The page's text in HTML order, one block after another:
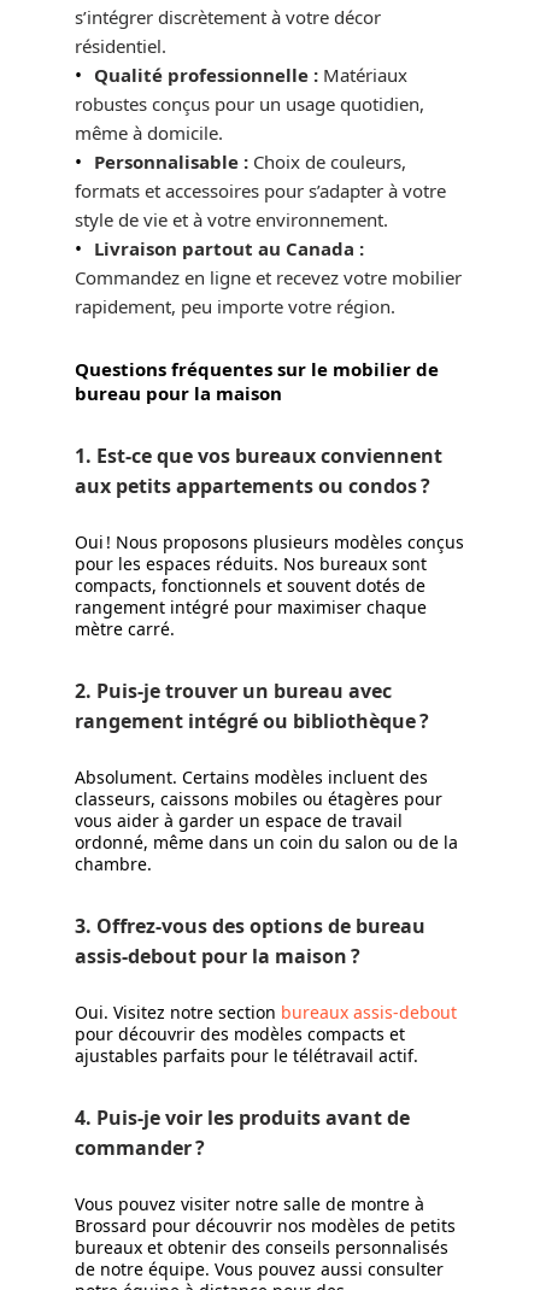
s’intégrer discrètement à votre décor
résidentiel.
Qualité professionnelle :Matériaux
robustes conçus pour un usage quotidien,
même à domicile.
Personnalisable :Choix de couleurs,
formats et accessoires pour s’adapter à votre
style de vie et à votre environnement.
Livraison partout au Canada :
Commandez en ligne et recevez votre mobilier
rapidement, peu importe votre région.
Questions fréquentes sur le mobilier de
bureau pour la maison
1. Est-ce que vos bureaux conviennent
aux petits appartements ou condos ?
Oui ! Nous proposons plusieurs modèles conçus
pour les espaces réduits. Nos bureaux sont
compacts, fonctionnels et souvent dotés de
rangement intégré pour maximiser chaque
mètre carré.
2. Puis-je trouver un bureau avec
rangement intégré ou bibliothèque ?
Absolument. Certains modèles incluent des
classeurs, caissons mobiles ou étagères pour
vous aider à garder un espace de travail
ordonné, même dans un coin du salon ou de la
chambre.
3. Offrez-vous des options de bureau
assis-debout pour la maison ?
Oui. Visitez notre section bureaux assis-debout
pour découvrir des modèles compacts et
ajustables parfaits pour le télétravail actif.
4. Puis-je voir les produits avant de
commander ?
Vous pouvez visiter notre salle de montre à
Brossard pour découvrir nos modèles de petits
bureaux et obtenir des conseils personnalisés
de notre équipe. Vous pouvez aussi consulter